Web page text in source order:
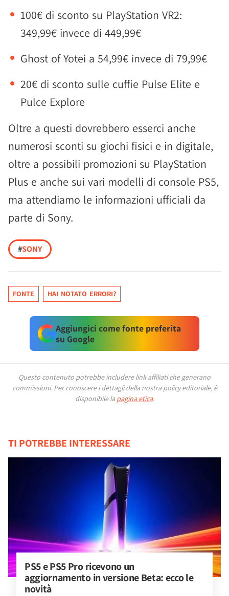
100€ di sconto su PlayStation VR2:
349,99€ invece di 449,99€
Ghost of Yotei a 54,99€ invece di 79,99€
20€ di sconto sulle cuffie Pulse Elite e
Pulce Explore
Oltre a questi dovrebbero esserci anche
numerosi sconti su giochi fisici e in digitale,
oltre a possibili promozioni su PlayStation
Plus e anche sui vari modelli di console PS5,
ma attendiamo le informazioni ufficiali da
parte di Sony.
#SONY
FONTE HAI NOTATO ERRORI?
Aggiungici come fonte preferita
su Google
Questo contenuto potrebbe includere link affiliati che generano
commissioni. Per conoscere i dettagli della nostra policy editoriale, è
disponibile la pagina etica.
TI POTREBBE INTERESSARE
PS5 e PS5 Pro ricevono un
aggiornamento in versione Beta: ecco le
novità